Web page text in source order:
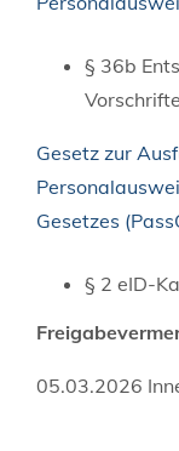
§ 36b
Gesetz zur
Gesetzes (
§ 2 eID-
05.03.2026